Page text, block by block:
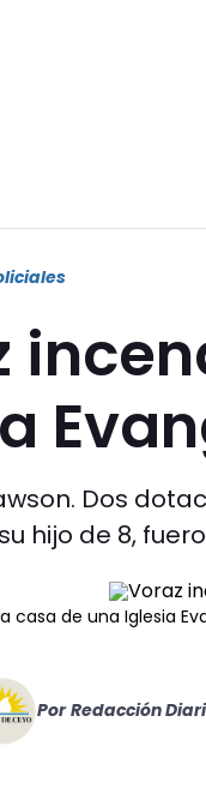
Dos
hijo de 8,
casa de una Iglesia
Por Redacción